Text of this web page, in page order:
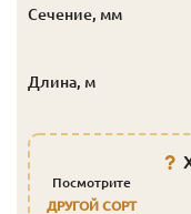
Сечение, мм
Длина, м
Посмотрите
ДРУГОЙ СОРТ